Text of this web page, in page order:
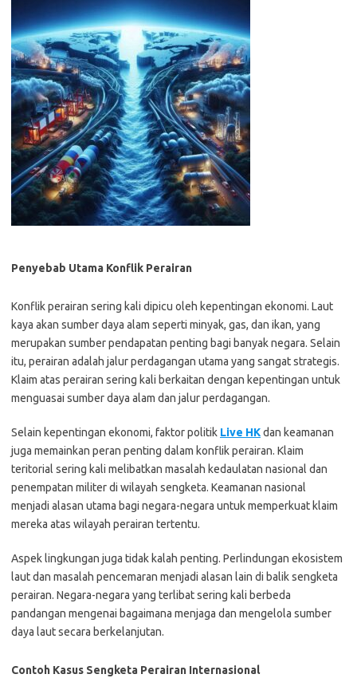
Penyebab Utama Konflik Perairan
Konflik perairan sering kali dipicu oleh kepentingan ekonomi. Laut
kaya akan sumber daya alam seperti minyak, gas, dan ikan, yang
merupakan sumber pendapatan penting bagi banyak negara. Selain
itu, perairan adalah jalur perdagangan utama yang sangat strategis.
Klaim atas perairan sering kali berkaitan dengan kepentingan untuk
menguasai sumber daya alam dan jalur perdagangan.
Selain kepentingan ekonomi, faktor politik Live HKdan keamanan
juga memainkan peran penting dalam konflik perairan. Klaim
teritorial sering kali melibatkan masalah kedaulatan nasional dan
penempatan militer di wilayah sengketa. Keamanan nasional
menjadi alasan utama bagi negara-negara untuk memperkuat klaim
mereka atas wilayah perairan tertentu.
Aspek lingkungan juga tidak kalah penting. Perlindungan ekosistem
laut dan masalah pencemaran menjadi alasan lain di balik sengketa
perairan. Negara-negara yang terlibat sering kali berbeda
pandangan mengenai bagaimana menjaga dan mengelola sumber
daya laut secara berkelanjutan.
Contoh Kasus Sengketa Perairan Internasional